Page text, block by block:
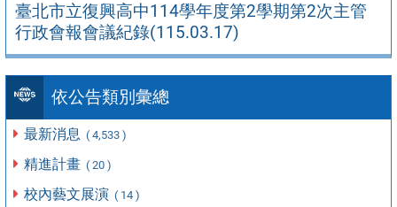
臺北市立復興高中114學年度第2學期第2次主管
行政會報會議紀錄(115.03.17)
依公告類別彙總
最新消息 ( 4,533 )
精進計畫 ( 20 )
校內藝文展演 ( 14 )